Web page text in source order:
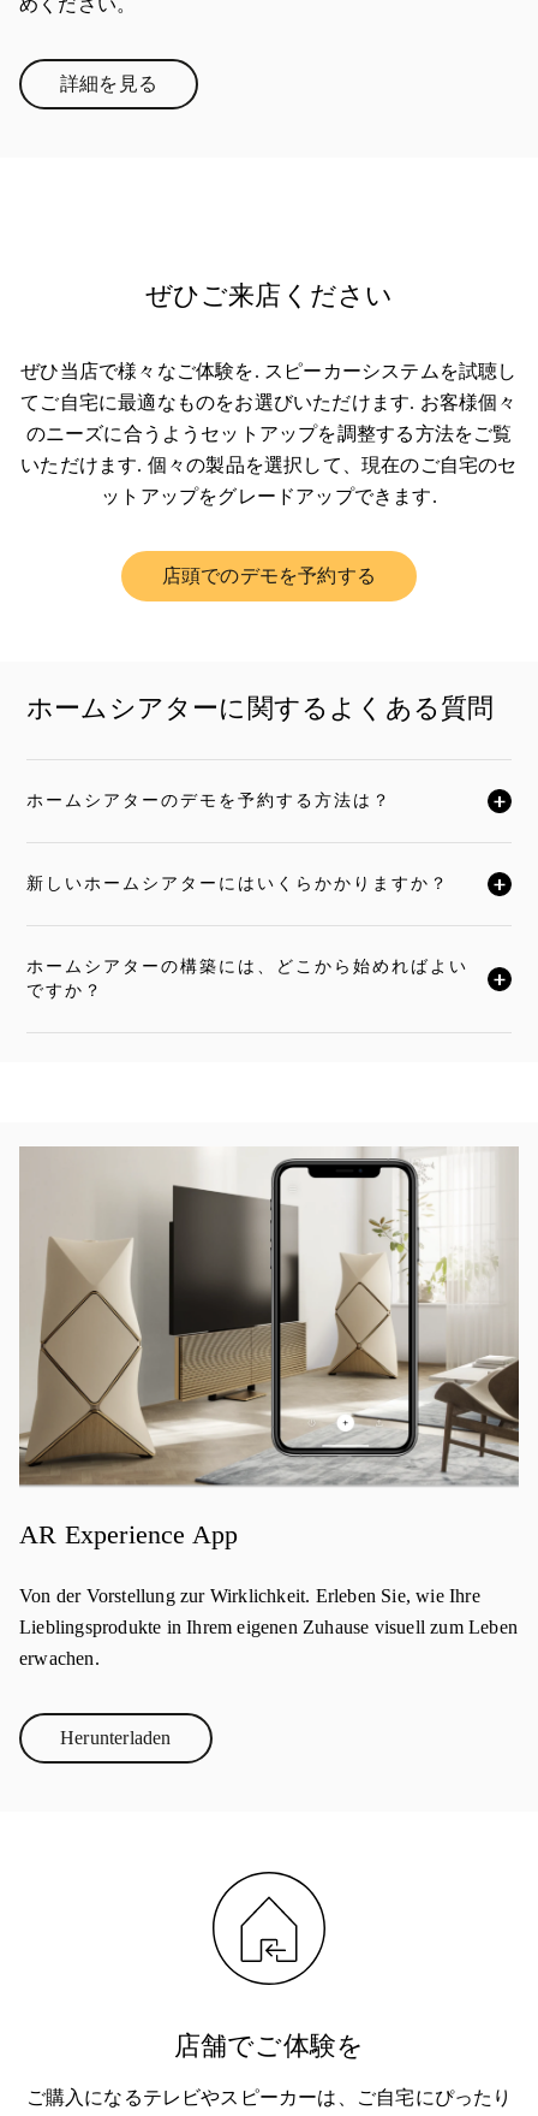
めください。
詳細を見るLink Opens in New Tab
ぜひご来店ください
ぜひ当店で様々なご体験を. スピーカーシステムを試聴し
てご自宅に最適なものをお選びいただけます. お客様個々
のニーズに合うようセットアップを調整する方法をご覧
いただけます. 個々の製品を選択して、現在のご自宅のセ
ットアップをグレードアップできます.
店頭でのデモを予約する
Link Opens in New Tab
ホームシアターに関するよくある質問
ホームシアターのデモを予約する方法は？
クリックすると全文がお読みいただけます
新しいホームシアターにはいくらかかりますか？
クリックすると全文がお読みいただけます
ホームシアターの構築には、どこから始めればよい
ですか？
クリックすると全文がお読みいただけます
AR Experience App
Von der Vorstellung zur Wirklichkeit. Erleben Sie, wie Ihre
Lieblingsprodukte in Ihrem eigenen Zuhause visuell zum Leben
erwachen.
HerunterladenLink Opens in New Tab
店舗でご体験を
ご購入になるテレビやスピーカーは、ご自宅にぴったり